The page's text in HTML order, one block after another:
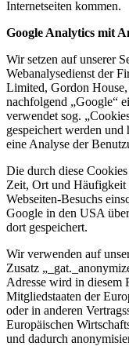
Internetseiten kommen.
Google Analytics mit
Wir setzen auf unserer
Webanalysedienst der
Limited, Gordon
nachfolgend „Google“
verwendet sog.
gespeichert werden und
eine Analyse der
Die durch diese
Zeit, Ort und Häufigkeit
Webseiten-Besuchs
Google in den USA
dort gespeichert.
Wir verwenden auf
Zusatz
Adresse wird in diesem
Mitgliedstaaten der
oder in anderen
Europäischen
und dadurch